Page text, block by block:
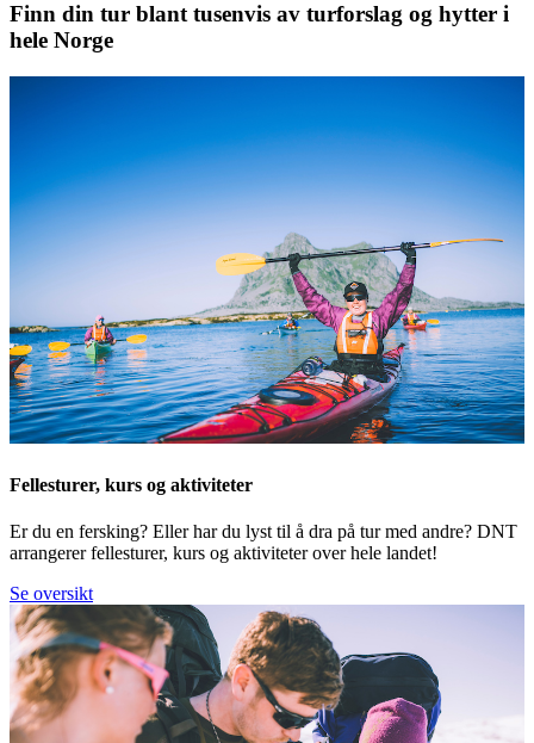
Finn din tur blant tusenvis av turforslag og hytter i
hele Norge
Fellesturer, kurs og aktiviteter
Er du en fersking? Eller har du lyst til å dra på tur med andre? DNT
arrangerer fellesturer, kurs og aktiviteter over hele landet!
Se oversikt